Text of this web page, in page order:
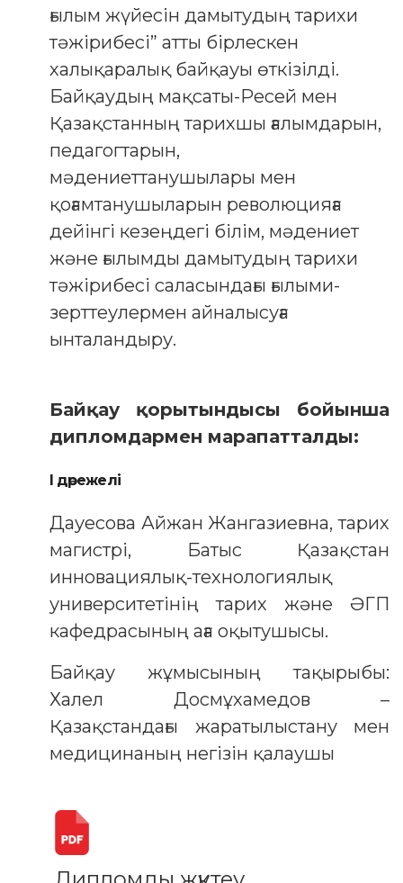
ғылым жүйесін дамытудың тарихи
тәжірибесі” атты бірлескен
халықаралық байқауы өткізілді.
Байқаудың мақсаты-Ресей мен
Қазақстанның тарихшы ғалымдарын,
педагогтарын,
мәдениеттанушылары мен
қоғамтанушыларын революцияға
дейінгі кезеңдегі білім, мәдениет
және ғылымды дамытудың тарихи
тәжірибесі саласындағы ғылыми-
зерттеулермен айналысуға
ынталандыру.
Байқау қорытындысы бойынша
дипломдармен марапатталды:
I дәрежелі
Дауесова Айжан Жангазиевна, тарих
магистрі, Батыс Қазақстан
инновациялық-технологиялық
университетінің тарих және ӘГП
кафедрасының аға оқытушысы.
Байқау жұмысының тақырыбы:
Халел Досмұхамедов –
Қазақстандағы жаратылыстану мен
медицинаның негізін қалаушы